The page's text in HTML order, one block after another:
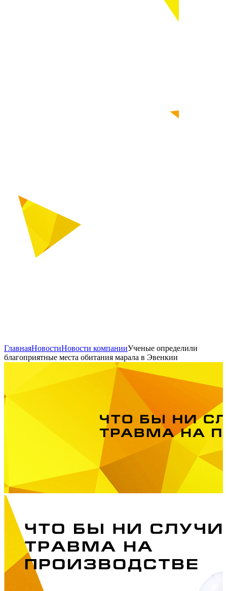
ГлавнаяНовостиНовости компанииУченые определили
благоприятные места обитания марала в Эвенкии